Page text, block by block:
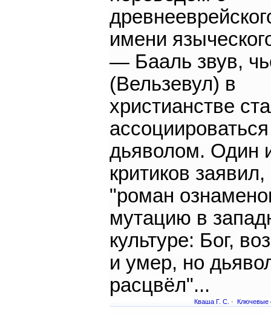
имени
— Бааль звув,
(Вельзевул) в
христианстве
дьяволом. Один
критиков заявил,
"роман
мутацию в
культуре: Бог,
и умер, но
расцвёл"...
Кваша Г. С. · Ключевые